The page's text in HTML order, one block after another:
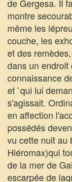
de Gergesa. Il
montre
même les
couche, les
et des
dans un
connaissance
et `qui lui
s'agissait.
en affection
possédés
vu cette nuit au
Hiéromax)qui
de la mer de
escarpée de